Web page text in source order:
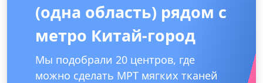
(одна область) рядом с
метро Китай-город
Мы подобрали 20 центров, где
можно сделать МРТ мягких тканей